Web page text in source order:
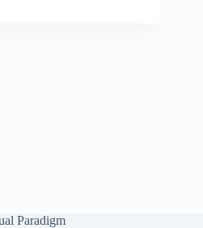
Paradigm